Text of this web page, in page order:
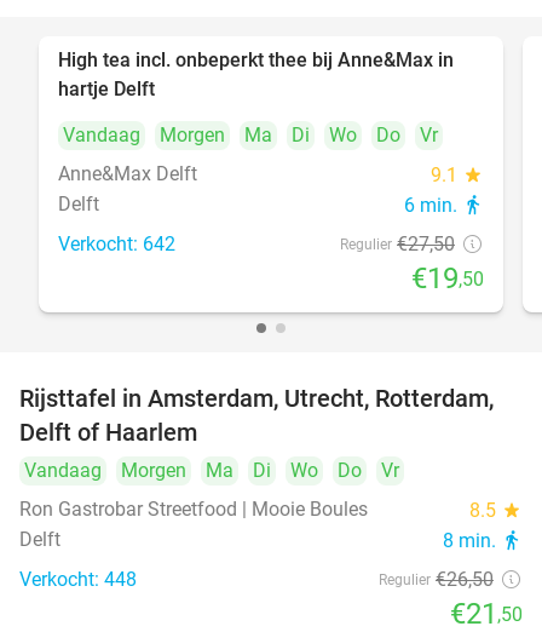
29%
High tea incl. onbeperkt thee bij Anne&Max in
hartje Delft
Vandaag
Morgen Ma Di Wo Do
Vr
Anne&Max Delft
9.1 star
Delft 6 min. directions_walk
Verkocht: 642 Regulier €27,50
€19,50
19%
Rijsttafel in Amsterdam, Utrecht, Rotterdam,
Delft of Haarlem
Vandaag Morgen Ma Di Wo Do
Vr
Ron Gastrobar Streetfood | Mooie Boules
8.5 star
Delft 8 min. directions_walk
Verkocht: 448 Regulier €26,50
€21 ,50